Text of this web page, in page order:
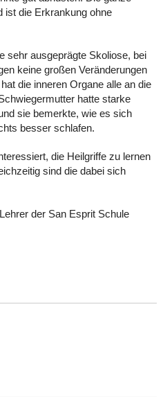
ist die Erkrankung ohne
sehr ausgeprägte Skoliose, bei
keine großen Veränderungen
die inneren Organe alle an die
hatte starke
sie bemerkte, wie es sich
besser schlafen.
die Heilgriffe zu lernen
sind die dabei sich
der San Esprit Schule